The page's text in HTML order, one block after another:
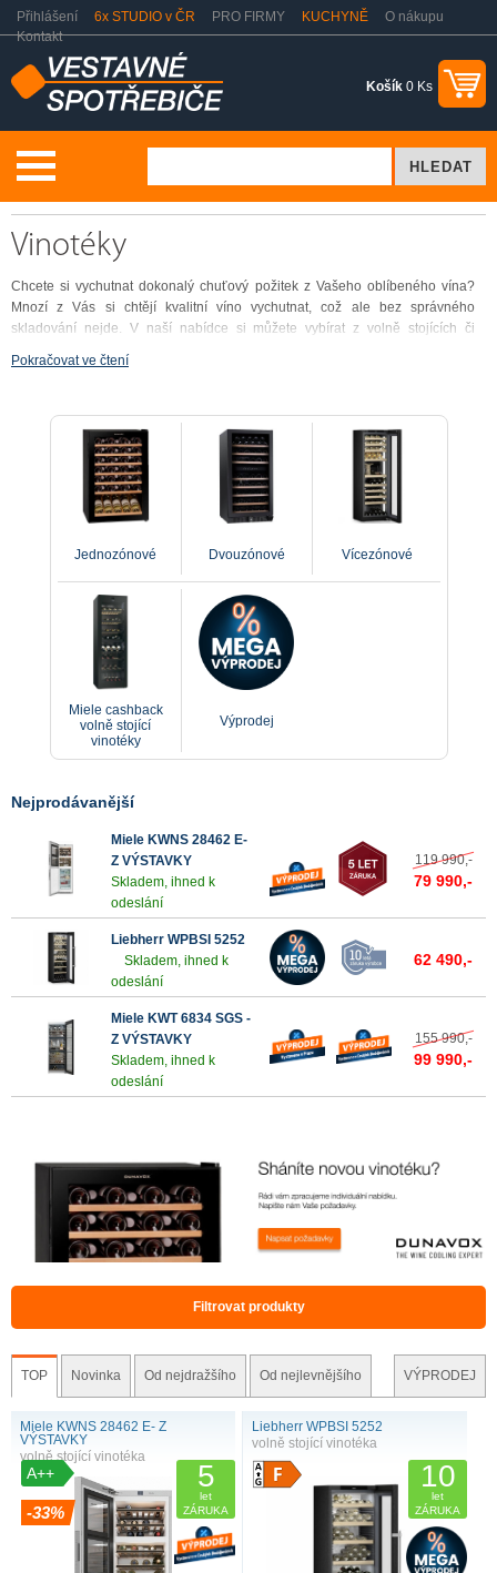
Přihlášení 6x STUDIO v ČR PRO FIRMY KUCHYNĚ
O nákupu
Kontakt
Košík 0 Ks
Vinotéky
Chcete si vychutnat dokonalý chuťový požitek z Vašeho oblíbeného vína?
Mnozí z Vás si chtějí kvalitní víno vychutnat, což ale bez správného
skladování nejde. V naší nabídce si můžete vybírat z volně stojících či
zaručuje, že teplota Vaše oblíbeného vína bude vždy podle Vašich
Pokračovat ve čtení
Jednozónové Dvouzónové Vícezónové
Miele cashback
volně stojící
vinotéky
Výprodej
Nejprodávanější
Miele KWNS 28462 E-
Z VÝSTAVKY
Skladem, ihned k
odeslání
119 990,-
79 990,-
Liebherr WPBSI 5252
Skladem, ihned k
odeslání
62 490,-
Miele KWT 6834 SGS -
Z VÝSTAVKY
Skladem, ihned k
odeslání
155 990,-
99 990,-
Filtrovat produkty
TOP Novinka Od nejdražšího Od nejlevnějšího VÝPRODEJ
Miele KWNS 28462 E- Z
VÝSTAVKY
volně stojící vinotéka
A++
-33%
5
let
ZÁRUKA
Liebherr WPBSI 5252
volně stojící vinotéka
10
let
ZÁRUKA